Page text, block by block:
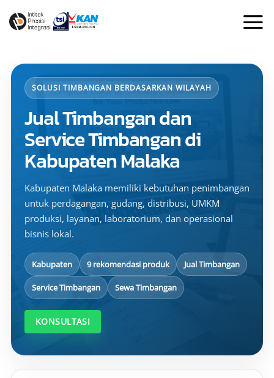
SOLUSI TIMBANGAN BERDASARKAN WILAYAH
Jual Timbangan dan
Service Timbangan di
Kabupaten Malaka
Kabupaten Malaka memiliki kebutuhan penimbangan
untuk perdagangan, gudang, distribusi, UMKM
produksi, layanan, laboratorium, dan operasional
bisnis lokal.
Kabupaten 9 rekomendasi produk Jual Timbangan
Service Timbangan Sewa Timbangan
KONSULTASI